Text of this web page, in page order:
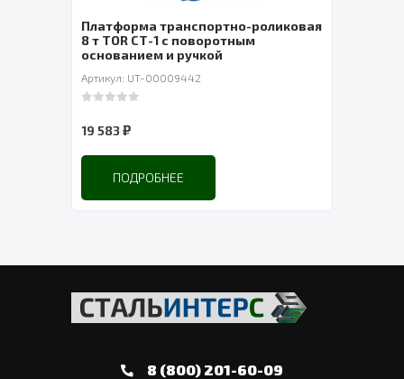
Платформа транспортно-роликовая
8 т TOR СТ-1 с поворотным
основанием и ручкой
Артикул: UT-00009442
19 583 ₽
ПОДРОБНЕЕ
8 (800) 201-60-09